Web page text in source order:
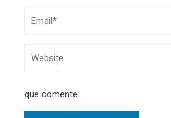
que comente.